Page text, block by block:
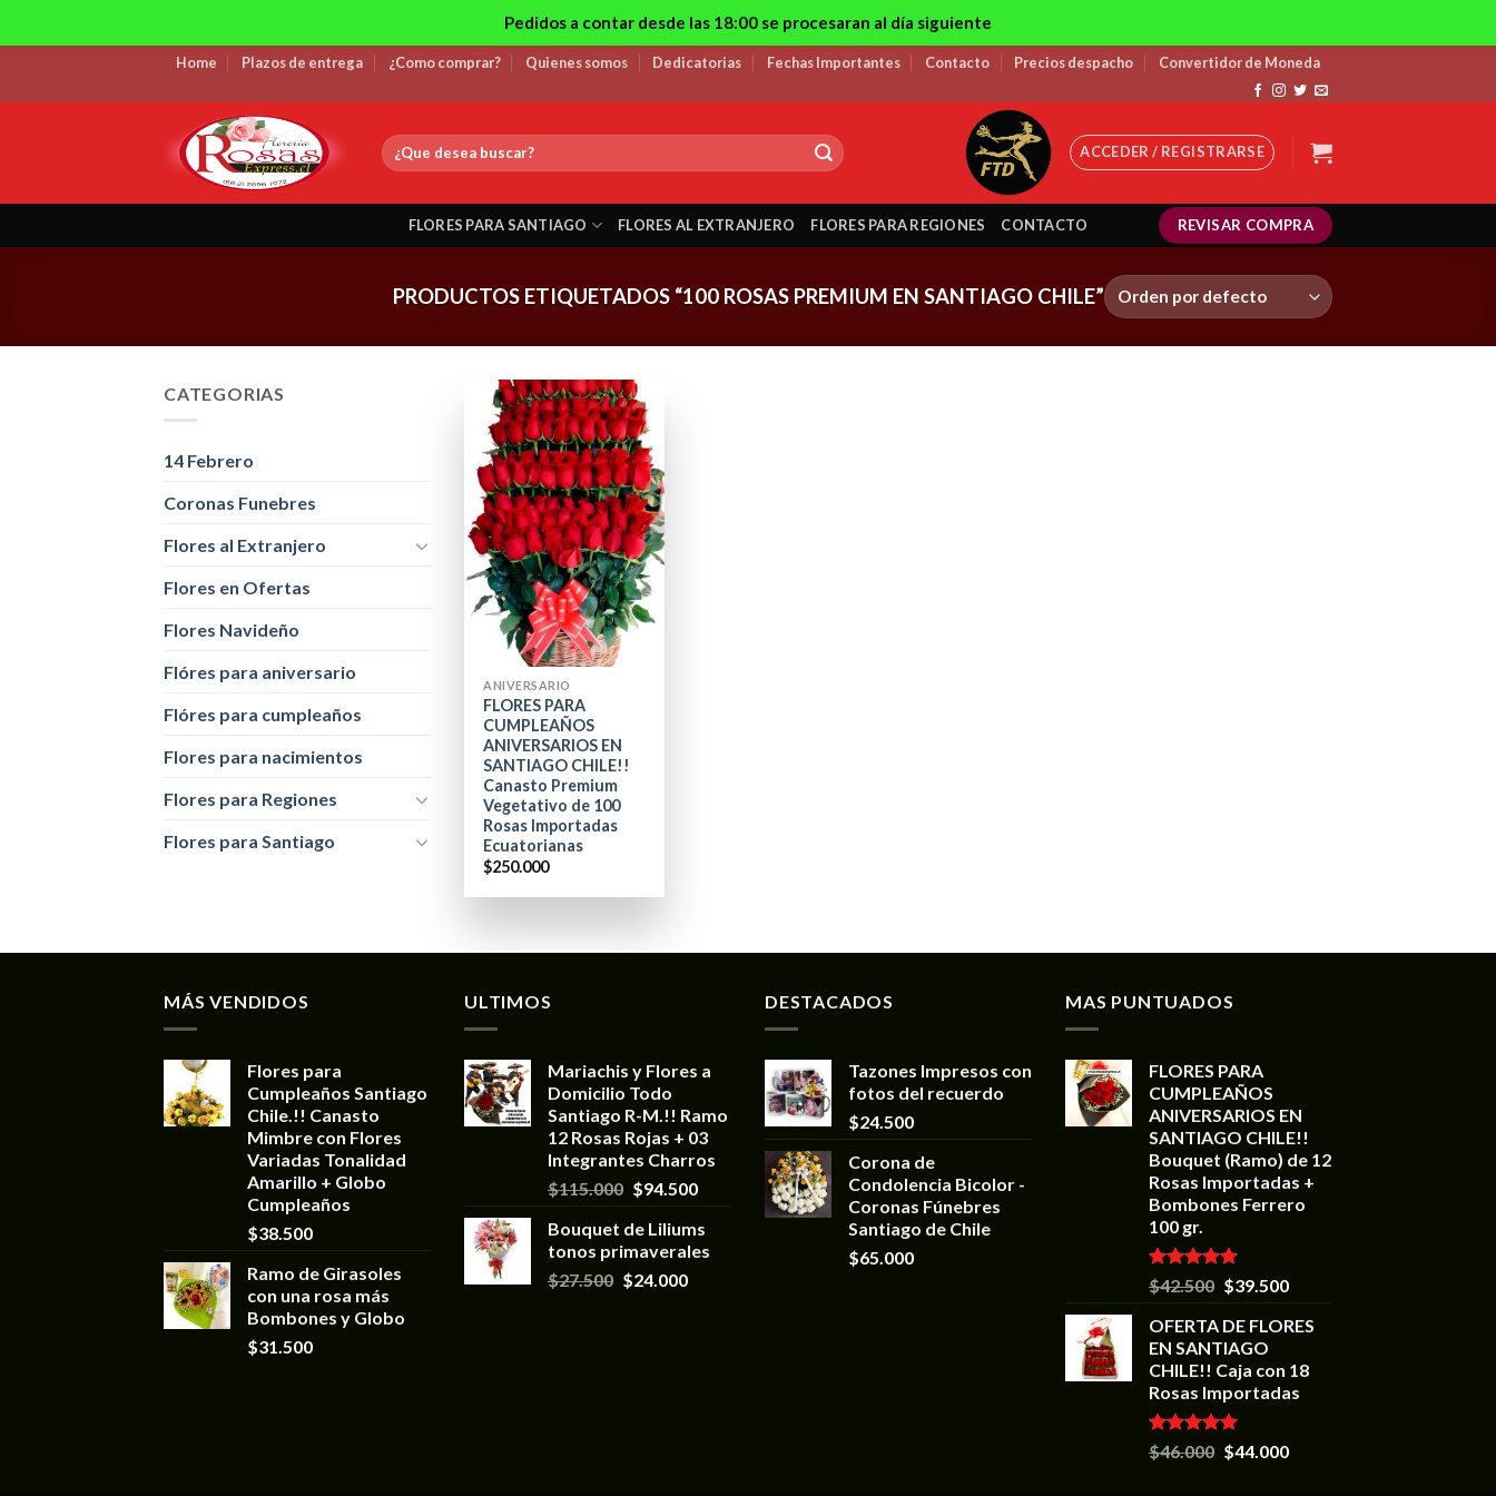
Home Plazos de entrega ¿Como comprar? Quienes somos Dedicatorias Fechas Importantes Contacto Precios despacho Convertidor de Moneda
Buscar
por:
ACCEDER / REGISTRARSE
FLORES PARA SANTIAGO FLORES AL EXTRANJERO FLORES PARA REGIONES CONTACTO REVISAR COMPRA
PRODUCTOS ETIQUETADOS “100 ROSAS PREMIUM EN SANTIAGO CHILE”
CATEGORIAS
14 Febrero
Coronas Funebres
Flores al Extranjero
Flores en Ofertas
Flores Navideño
Flóres para aniversario
Flóres para cumpleaños
Flores para nacimientos
Flores para Regiones
Flores para Santiago
ANIVERSARIO
FLORES PARA
CUMPLEAÑOS
ANIVERSARIOS EN
SANTIAGO CHILE!!
Canasto Premium
Vegetativo de 100
Rosas Importadas
Ecuatorianas
$250.000
MÁS VENDIDOS
Flores para
Cumpleaños Santiago
Chile.!! Canasto
Mimbre con Flores
Variadas Tonalidad
Amarillo + Globo
Cumpleaños
$38.500
Ramo de Girasoles
con una rosa más
Bombones y Globo
$31.500
ULTIMOS
Mariachis y Flores a
Domicilio Todo
Santiago R-M.!! Ramo
12 Rosas Rojas + 03
Integrantes Charros
$115.000 $94.500
Bouquet de Liliums
tonos primaverales
$27.500 $24.000
DESTACADOS
Tazones Impresos con
fotos del recuerdo
$24.500
Corona de
Condolencia Bicolor -
Coronas Fúnebres
Santiago de Chile
$65.000
MAS PUNTUADOS
FLORES PARA
CUMPLEAÑOS
ANIVERSARIOS EN
SANTIAGO CHILE!!
Bouquet (Ramo) de 12
Rosas Importadas +
Bombones Ferrero
100 gr.
Valorado en
5.00
$42.500 $39.500
OFERTA DE FLORES
EN SANTIAGO
CHILE!! Caja con 18
Rosas Importadas
Valorado en
5.00
$46.000 $44.000
Pedidos a contar desde las 18:00 se procesaran al día siguiente